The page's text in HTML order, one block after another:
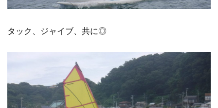
タック、ジャイブ、共に◎